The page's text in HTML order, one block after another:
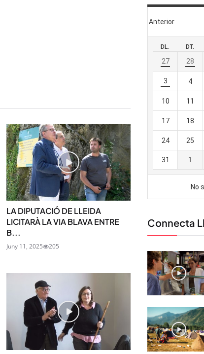
LA DIPUTACIÓ DE LLEIDA
LICITARÀ LA VIA BLAVA ENTRE
B...
Juny 11, 2025 205
Connecta